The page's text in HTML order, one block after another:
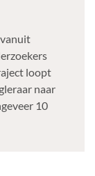
loopt
naar
10